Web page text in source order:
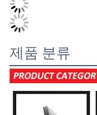
제품 분류